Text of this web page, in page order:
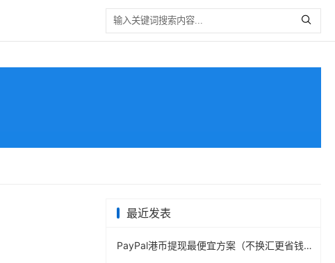
最近发表
PayPal港币提现最便宜方案（不换汇更省钱）